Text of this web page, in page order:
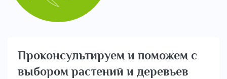
Проконсультируем и поможем с
выбором растений и деревьев